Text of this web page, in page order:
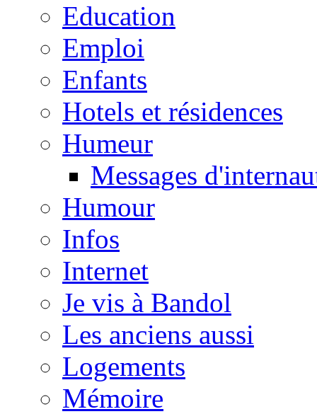
Education
Emploi
Enfants
Hotels et résidences
Humeur
Messages
Humour
Infos
Internet
Je vis à Bandol
Les anciens aussi
Logements
Mémoire